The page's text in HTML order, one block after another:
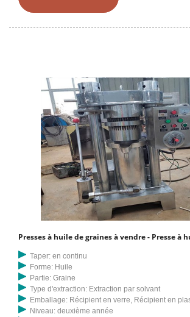
ajuster les graines oléagineuses dans le meilleur
presse à huile pour extraire l'huile.
Presses à huile de graines à vendre - Presse à
Taper: en continu
Forme: Huile
Partie: Graine
Type d'extraction: Extraction par solvant
Emballage: Récipient en verre, Récipient en
Niveau: deuxième année